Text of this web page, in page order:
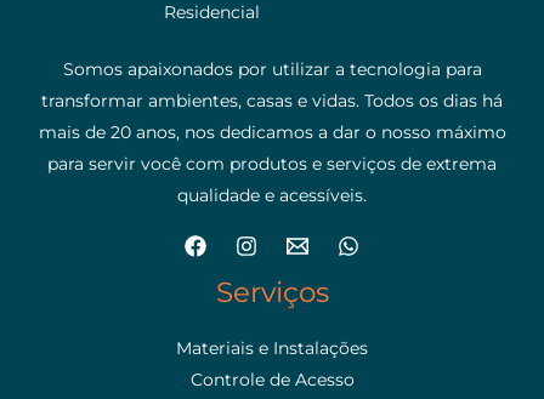
Residencial
Somos apaixonados por utilizar a tecnologia para
transformar ambientes, casas e vidas. Todos os dias há
mais de 20 anos, nos dedicamos a dar o nosso máximo
para servir você com produtos e serviços de extrema
qualidade e acessíveis.
Serviços
Materiais e Instalações
Controle de Acesso